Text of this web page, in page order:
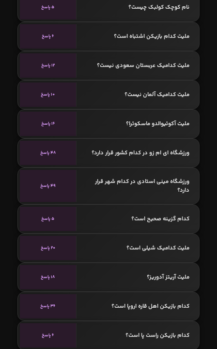
نام کوچک کولبک چیست؟ 5 پاسخ
ملیت کدام بازیکن اشتباه است؟ 6 پاسخ
ملیت کدامیک عربستان سعودی نیست؟ 12 پاسخ
ملیت کدامیک آلمان نیست؟ 10 پاسخ
ملیت آکوئیوالدو ماسکوئرا؟ 16 پاسخ
ورزشگاه ای ام زو در کدام کشور قرار دارد؟ 48 پاسخ
ورزشگاه مینی استادی در کدام شهر قرار
دارد؟
49 پاسخ
کدام گزینه صحیح است؟ 5 پاسخ
ملیت کدامیک شیلی است؟ 20 پاسخ
ملیت آریتز آدوریز؟ 18 پاسخ
کدام بازیکن اهل قاره اروپا است؟ 36 پاسخ
کدام بازیکن راست پا است؟ 6 پاسخ